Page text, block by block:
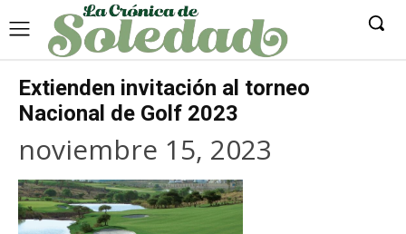
Extienden invitación al torneo
Nacional de Golf 2023
noviembre 15, 2023